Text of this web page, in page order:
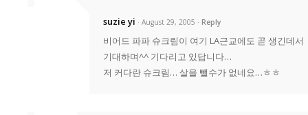
suzie yi · August 29, 2005 Reply
비어드 파파 슈크림이 여기 LA근교에도 곧 생긴데서
기대하며^^ 기다리고 있답니다…
저 커다란 슈크림… 살을 뺄수가 없네요…ㅎㅎ